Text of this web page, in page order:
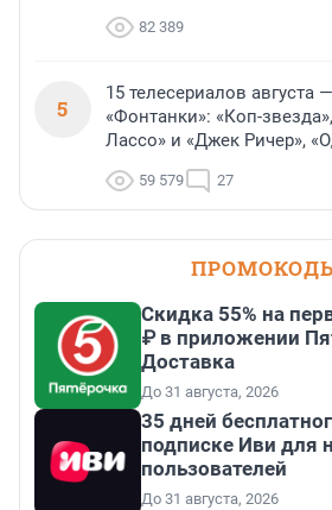
82 389
5
15 телесериалов августа
«Фонтанки»: «Коп-
Лассо» и «Джек Ричер»,
59 579 27
Скидка 55% на
₽ в приложении
Доставка
До 31 августа, 2026
35 дней
подписке Иви для
пользователей
До 31 августа, 2026